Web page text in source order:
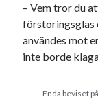
barnen
död
historia
– Vem tror du
förstoringsglas
användes mot
inte borde
Enda beviset